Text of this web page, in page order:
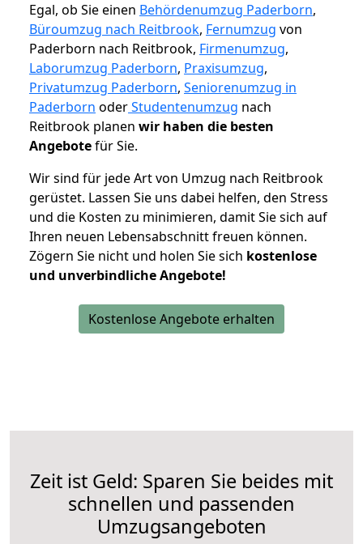
Egal, ob Sie einen Behördenumzug Paderborn,
Büroumzug nach Reitbrook, Fernumzug von
Paderborn nach Reitbrook, Firmenumzug,
Laborumzug Paderborn, Praxisumzug,
Privatumzug Paderborn, Seniorenumzug in
Paderborn oderStudentenumzug nach
Reitbrook planen wir haben die besten
Angebotefür Sie.
Wir sind für jede Art von Umzug nach Reitbrook
gerüstet. Lassen Sie uns dabei helfen, den Stress
und die Kosten zu minimieren, damit Sie sich auf
Ihren neuen Lebensabschnitt freuen können.
Zögern Sie nicht und holen Sie sich kostenlose
und unverbindliche Angebote!
Kostenlose Angebote erhalten
Zeit ist Geld: Sparen Sie beides mit
schnellen und passenden
Umzugsangeboten